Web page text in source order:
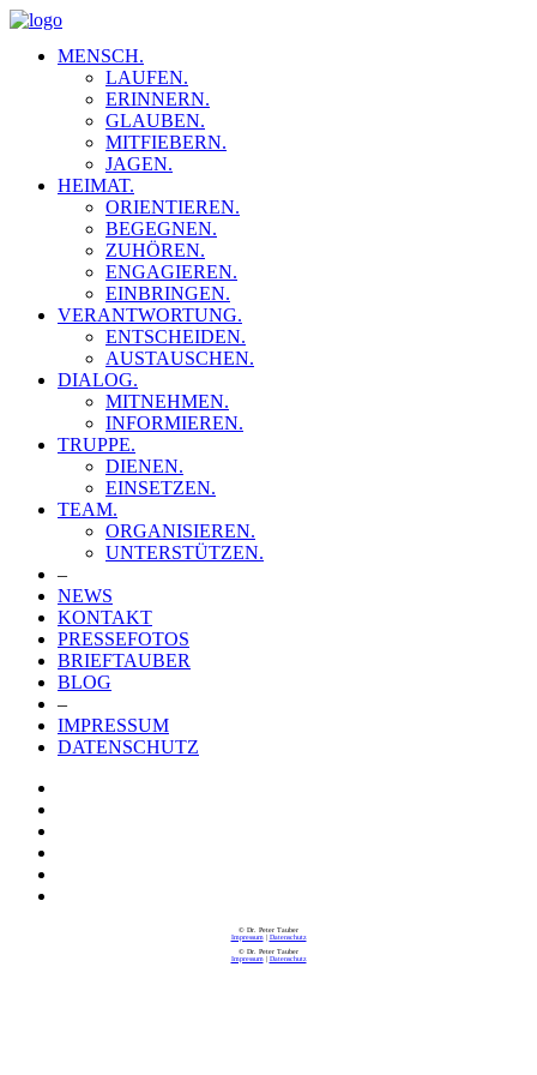
MENSCH.
LAUFEN.
ERINNERN.
GLAUBEN.
MITFIEBERN.
JAGEN.
HEIMAT.
ORIENTIEREN.
BEGEGNEN.
ZUHÖREN.
ENGAGIEREN.
EINBRINGEN.
VERANTWORTUNG.
ENTSCHEIDEN.
AUSTAUSCHEN.
DIALOG.
MITNEHMEN.
INFORMIEREN.
TRUPPE.
DIENEN.
EINSETZEN.
TEAM.
ORGANISIEREN.
UNTERSTÜTZEN.
–
NEWS
KONTAKT
PRESSEFOTOS
BRIEFTAUBER
BLOG
–
IMPRESSUM
DATENSCHUTZ
© Dr. Peter Tauber
Impressum| Datenschutz
© Dr. Peter Tauber
Impressum| Datenschutz